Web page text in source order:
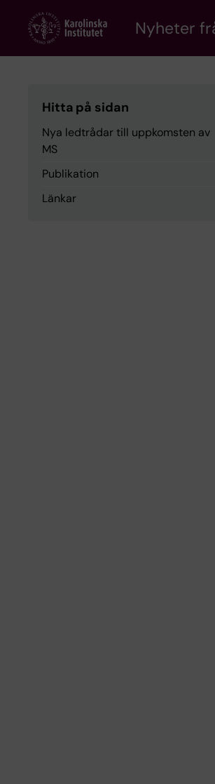
content
Nyheter
Hitta på sidan
Nya ledtrådar till uppkomsten av
MS
Publikation
Länkar